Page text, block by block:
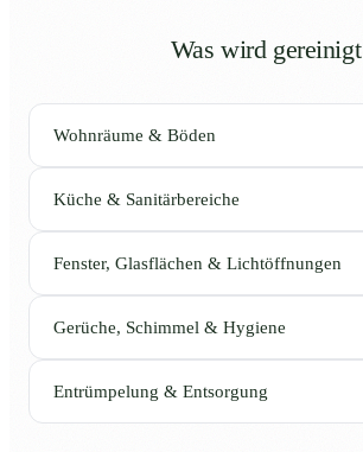
Was wird gereinigt
Wohnräume & Böden
Küche & Sanitärbereiche
Fenster, Glasflächen & Lichtöffnungen
Gerüche, Schimmel & Hygiene
Entrümpelung & Entsorgung